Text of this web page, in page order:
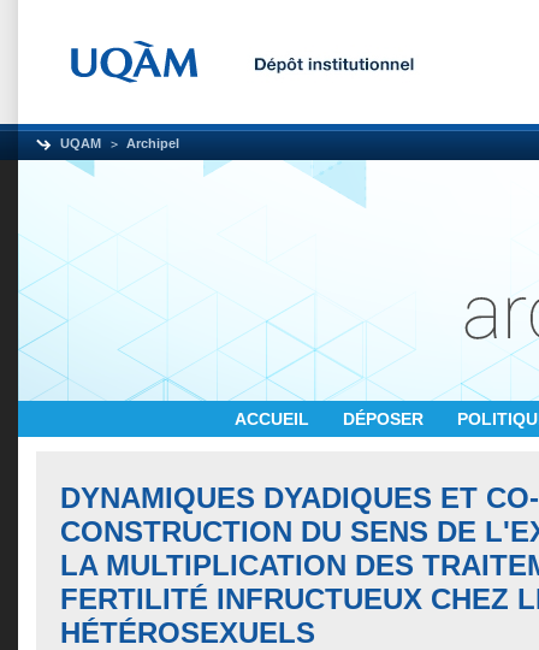
UQAM Archipel
ACCUEIL DÉPOSER
DYNAMIQUES DYADIQUES ET CO-
CONSTRUCTION DU SENS DE
LA MULTIPLICATION DES
FERTILITÉ INFRUCTUEUX CHEZ
HÉTÉROSEXUELS